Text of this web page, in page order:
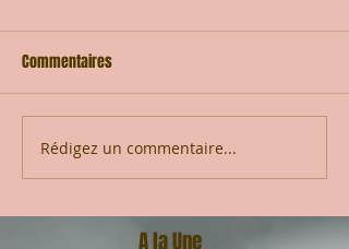
Commentaires
Rédigez un commentaire...
A la Une